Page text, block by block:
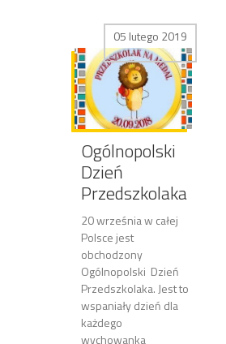
05 lutego 2019
Ogólnopolski
Dzień
Przedszkolaka
20 września w całej
Polsce jest
obchodzony
Ogólnopolski Dzień
Przedszkolaka. Jest to
wspaniały dzień dla
każdego
wychowanka